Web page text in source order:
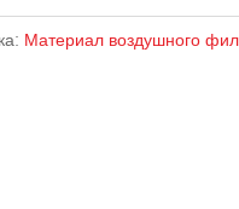
Материал воздушного